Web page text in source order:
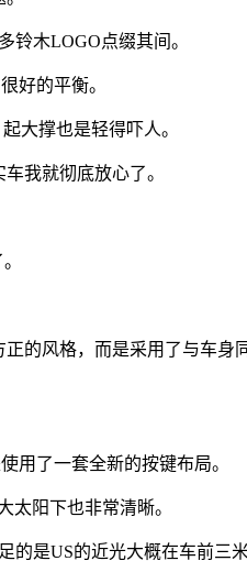
木LOGO点缀其间。
好的平衡。
大撑也是轻得吓人。
我就彻底放心了。
的风格，而是采用了与车身
了一套全新的按键布局。
阳下也非常清晰。
是US的近光大概在车前三